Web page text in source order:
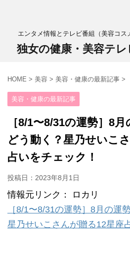
エンタメ情報とテレビ番組（美容コス
独女の健康・美容テ
HOME > 美容 > 美容・健康の最新記事 >
美容・健康の最新記事
［8/1〜8/31の運勢］8
どう動く？星乃せいこ
占いをチェック！
投稿日： 2023年8月1日
情報元リンク： ロカリ
［8/1〜8/31の運勢］8月の運
星乃せいこさんが贈る12星座